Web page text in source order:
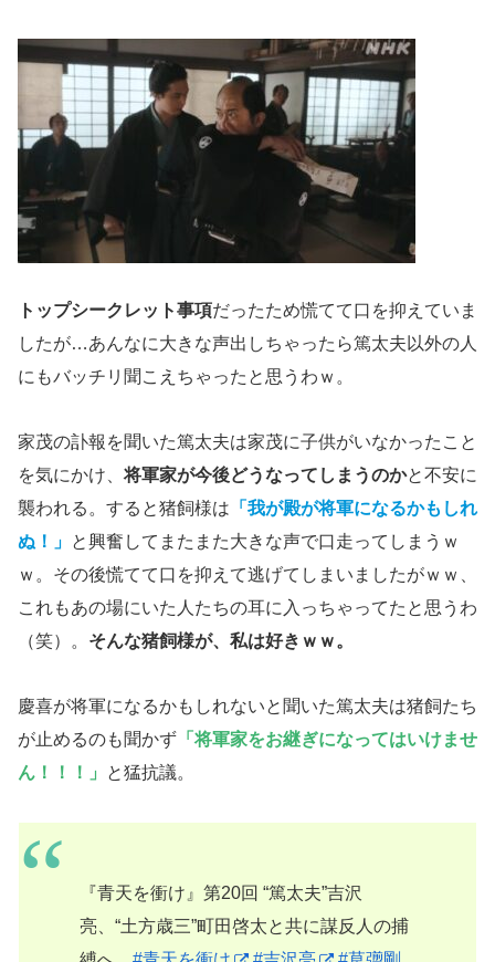
トップシークレット事項だったため慌てて口を抑えていま
したが…あんなに大きな声出しちゃったら篤太夫以外の人
にもバッチリ聞こえちゃったと思うわｗ。
家茂の訃報を聞いた篤太夫は家茂に子供がいなかったこと
を気にかけ、将軍家が今後どうなってしまうのかと不安に
襲われる。すると猪飼様は 「我が殿が将軍になるかもしれ
ぬ！」 と興奮してまたまた大きな声で口走ってしまうｗ
ｗ。その後慌てて口を抑えて逃げてしまいましたがｗｗ、
これもあの場にいた人たちの耳に入っちゃってたと思うわ
（笑）。 そんな猪飼様が、私は好きｗｗ。
慶喜が将軍になるかもしれないと聞いた篤太夫は猪飼たち
が止めるのも聞かず 「将軍家をお継ぎになってはいけませ
ん！！！」
と猛抗議。
『青天を衝け』第20回 “篤太夫”吉沢
亮、“土方歳三”町田啓太と共に謀反人の捕